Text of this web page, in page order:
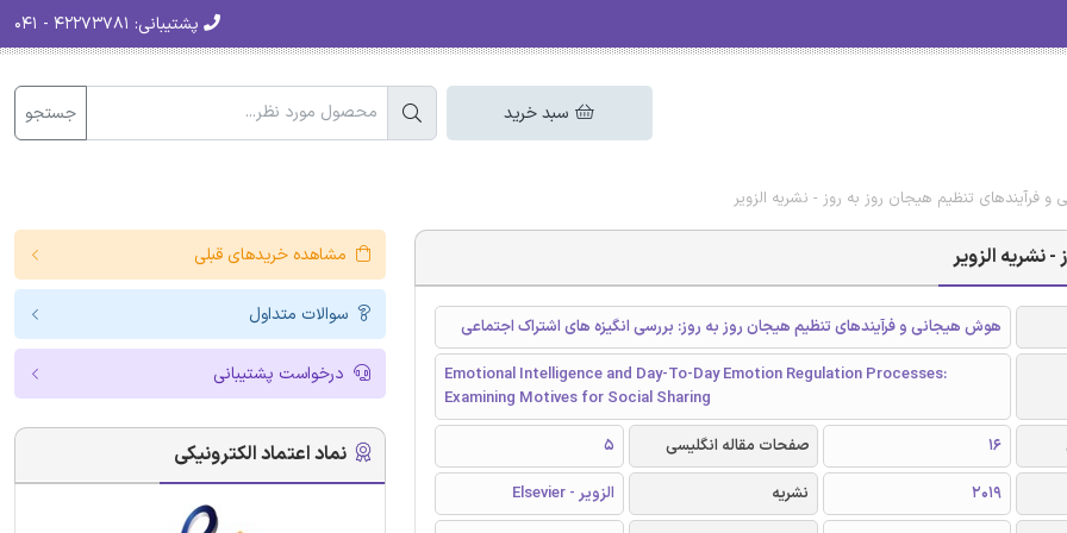
پشتیبانی:
سبد خرید جستجو
فرآیندهای تنظیم هیجان روز به روز - نشریه الزویر
نشریه الزویر
هوش هیجانی و فرآیندهای تنظیم هیجان روز به روز: بررسی انگیزه های اشتراک اجتماعی
Emotional Intelligence and Day-To-Day Emotion Regulation Processes:
Examining Motives for Social Sharing
16 صفحات مقاله انگلیسی
5
2019
نشریه
الزویر - Elsevier
مشاهده خریدهای قبلی
سوالات متداول
درخواست پشتیبانی
نماد اعتماد الکترونیکی